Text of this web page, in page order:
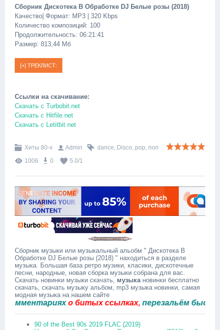
Сборник Дискотека В Обработке DJ Белые розы (2018)
Качество| Формат: MP3 | 320 Kbps
Количество композиций: 100
Продолжительность: 06:21:41
Размер: 813,44 Мб
Ссылки на скачивание:
Скачать c Turbobit.net
Скачать c Hitfile.net
Скачать c Letitbit.net
Хиты 80-х Admin dance, Disco, pop, поп
1006
0 5.0/1
Сборник музыки или музыкальный альобм " Дискотека В
Обработке DJ Белые розы (2018) " находиться в разделе
музыка. Большая база ретро музики, класики, дискотечные
песни, народные, новая сборка музыки собрана для вас.
Скачать новинки музыки скачать, музыкановинки бесплатно
скачать, скачать музыку альбом, mp3 музыка новинки, самая
модная музыка на нашем сайте
о битых ссылках,перезальём быстро.
90 of the Best 90s 2019 FLAC (2019)